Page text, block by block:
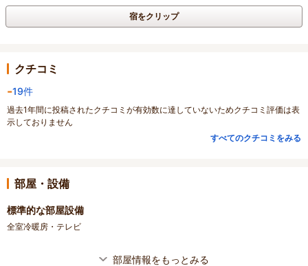
宿をクリップ
クチコミ
-19件
過去1年間に投稿されたクチコミが有効数に達していないためクチコミ評価は表
示しておりません
すべてのクチコミをみる
部屋・設備
標準的な部屋設備
全室冷暖房・テレビ
部屋情報をもっとみる